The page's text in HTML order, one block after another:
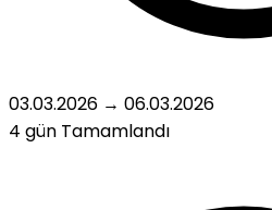
03.03.2026 → 06.03.2026
4 gün Tamamlandı